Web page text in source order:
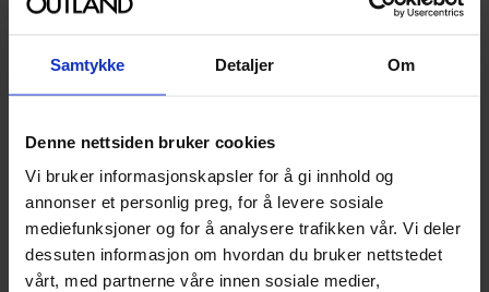
Samtykke Detaljer Om
Denne nettsiden bruker cookies
Vi bruker informasjonskapsler for å gi innhold og
annonser et personlig preg, for å levere sosiale
mediefunksjoner og for å analysere trafikken vår. Vi deler
dessuten informasjon om hvordan du bruker nettstedet
vårt, med partnerne våre innen sosiale medier,
Serie
Sjanger
Utgiver
Dark Horse Comics
Lanseringsdato
(dd.mm.yyyy)
22.04.2014
Volum
5